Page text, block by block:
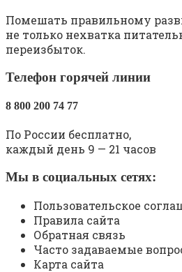
Помешать правильному
не только нехватка
переизбыток.
Телефон горячей линии
8 800 200 74 77
По России бесплатно,
каждый день 9 — 21 часов
Мы в социальных сетях:
Пользовательское
Правила сайта
Обратная связь
Часто задаваемые
Карта сайта